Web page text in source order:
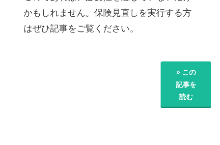
かもしれません。保険見直しを実行する方
はぜひ記事をご覧ください。
» この
記事を
読む